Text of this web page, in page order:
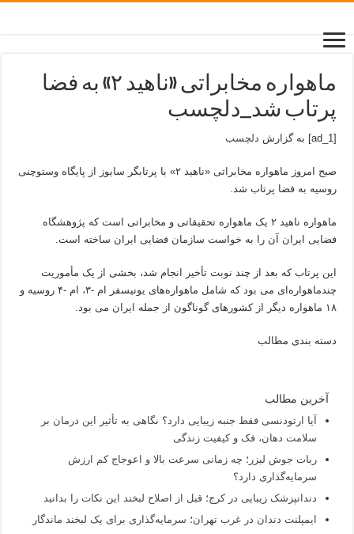
ماهواره مخابراتی «ناهید ۲» به فضا
پرتاب شد_دلچسب
[ad_1] به گزارش دلچسب
صبح امروز ماهواره مخابراتی «ناهید ۲» با پرتابگر سایوز از پایگاه وستوچنی
روسیه به فضا پرتاب شد.
ماهواره ناهید ۲ یک ماهواره تحقیقاتی و مخابراتی است که پژوهشگاه
فضایی ایران آن را به خواست سازمان فضایی ایران ساخته است.
این پرتاب که بعد از چند نوبت تأخیر انجام شد، بخشی از یک مأموریت
چندماهواره‌ای می بود که شامل ماهواره‌های یونیسفر ام -۳، ام -۴ روسیه و
۱۸ ماهواره دیگر از کشورهای گوناگون از جمله ایران می بود.
دسته بندی مطالب
آخرین مطالب
آیا ارتودنسی فقط جنبه زیبایی دارد؟ نگاهی به تأثیر این درمان بر
سلامت دهان، فک و کیفیت زندگی
ربات جوش لیزر؛ چه زمانی سرعت بالا و اعوجاج کم ارزش
سرمایه‌گذاری دارد؟
دندانپزشک زیبایی در کرج؛ قبل از اصلاح لبخند این نکات را بدانید
ایمپلنت دندان در غرب تهران؛ سرمایه‌گذاری برای یک لبخند ماندگار